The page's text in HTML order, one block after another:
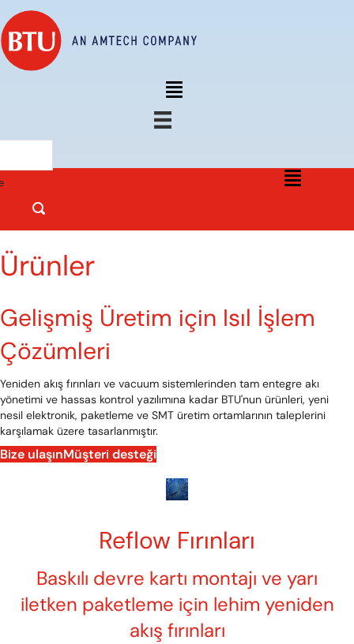
Ürünler
Gelişmiş Üretim için Isıl İşlem
Çözümleri
Yeniden akış fırınları ve vacuum sistemlerinden tam entegre akı
yönetimi ve hassas kontrol yazılımına kadar BTU'nun ürünleri, yeni
nesil elektronik, paketleme ve SMT üretim ortamlarının taleplerini
karşılamak üzere tasarlanmıştır.
Bize ulaşınMüşteri desteği
Reflow Fırınları
Baskılı devre kartı montajı ve yarı
iletken paketleme için lehim yeniden
akış fırınları